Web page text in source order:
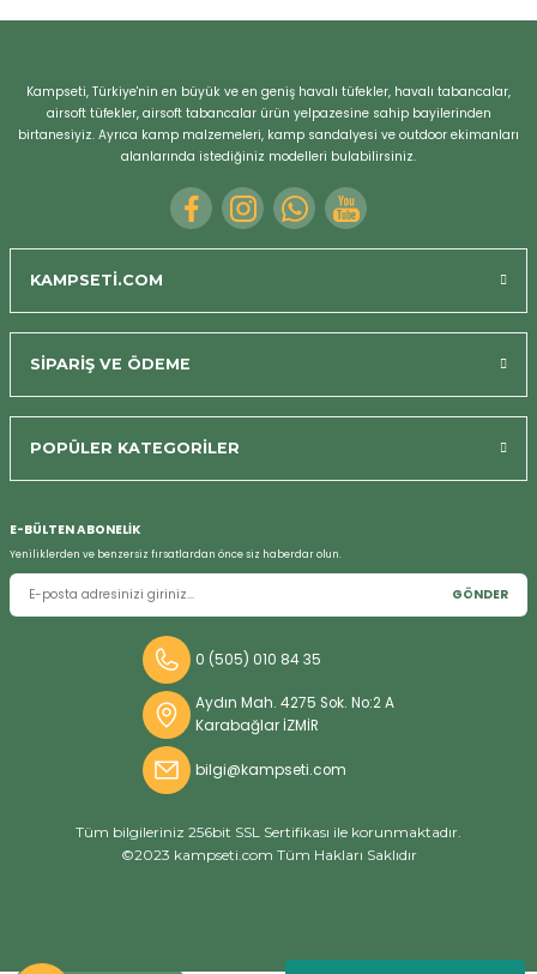
Kampseti, Türkiye'nin en büyük ve en geniş havalı tüfekler, havalı tabancalar,
airsoft tüfekler, airsoft tabancalar ürün yelpazesine sahip bayilerinden
birtanesiyiz. Ayrıca kamp malzemeleri, kamp sandalyesi ve outdoor ekimanları
alanlarında istediğiniz modelleri bulabilirsiniz.
KAMPSETİ.COM
SİPARİŞ VE ÖDEME
POPÜLER KATEGORİLER
E-BÜLTEN ABONELİK
Yeniliklerden ve benzersiz fırsatlardan önce siz haberdar olun.
GÖNDER
0 (505) 010 84 35
Aydın Mah. 4275 Sok. No:2 A
Karabağlar İZMİR
bilgi@kampseti.com
Tüm bilgileriniz 256bit SSL Sertifikası ile korunmaktadır.
©2023 kampseti.com Tüm Hakları Saklıdır
Bizi Arayın